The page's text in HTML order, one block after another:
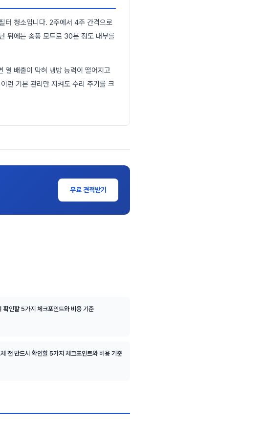
터 청소입니다. 2주에서 4주 간격으로
뒤에는 송풍 모드로 30분 정도 내부를
열 배출이 막혀 냉방 능력이 떨어지고
런 기본 관리만 지켜도 수리 주기를 크
무료 견적받기
확인할 5가지 체크포인트와 비용 기준
전 반드시 확인할 5가지 체크포인트와 비용 기준